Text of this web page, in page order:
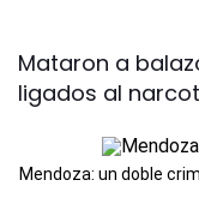
Mataron a
ligados al
Mendoza: un doble